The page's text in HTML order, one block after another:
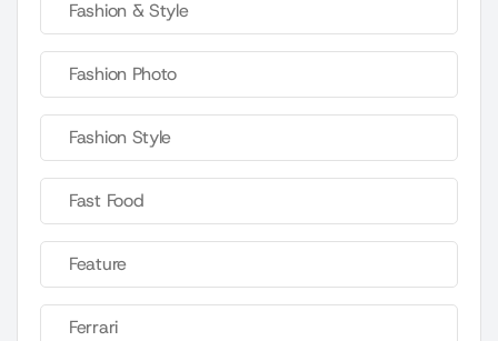
Fashion & Style
Fashion Photo
Fashion Style
Fast Food
Feature
Ferrari